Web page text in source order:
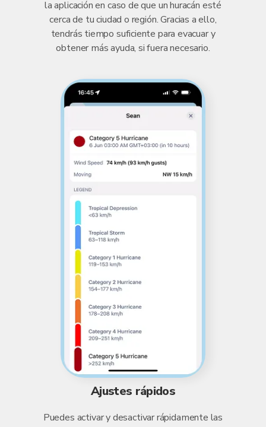
la aplicación en caso de que un huracán esté
cerca de tu ciudad o región. Gracias a ello,
tendrás tiempo suficiente para evacuar y
obtener más ayuda, si fuera necesario.
Ajustes rápidos
Puedes activar y desactivar rápidamente las